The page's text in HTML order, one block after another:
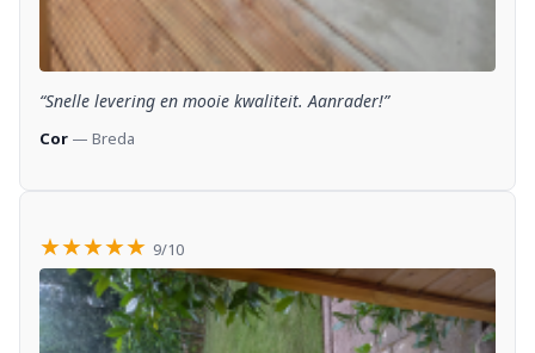
“Snelle levering en mooie kwaliteit. Aanrader!”
Cor — Breda
★★★★★ 9/10